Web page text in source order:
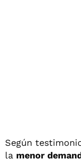
Según
la menor